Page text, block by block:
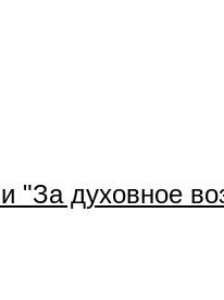
"За духовное